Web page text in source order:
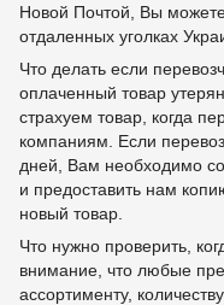
Новой Почтой, Вы
отдаленных уголках
Что делать если
оплаченный товар
страхуем товар, когда
компаниям. Если
дней, Вам необходимо
и предоставить нам
новый товар.
Что нужно проверить,
внимание, что любые
ассортименту,